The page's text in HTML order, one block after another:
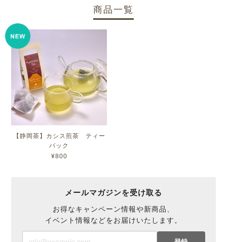
商品一覧
【静岡茶】カシス煎茶 ティー
バック
¥800
メールマガジンを受け取る
お得なキャンペーン情報や新商品、
イベント情報などをお届けいたします。